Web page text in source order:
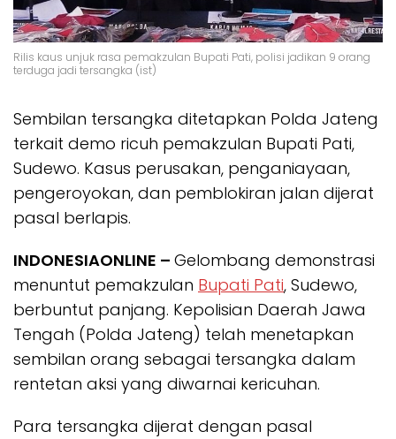
Rilis kaus unjuk rasa pemakzulan Bupati Pati, polisi jadikan 9 orang
terduga jadi tersangka (ist)
Sembilan tersangka ditetapkan Polda Jateng
terkait demo ricuh pemakzulan Bupati Pati,
Sudewo. Kasus perusakan, penganiayaan,
pengeroyokan, dan pemblokiran jalan dijerat
pasal berlapis.
INDONESIAONLINE – Gelombang demonstrasi
menuntut pemakzulan Bupati Pati, Sudewo,
berbuntut panjang. Kepolisian Daerah Jawa
Tengah (Polda Jateng) telah menetapkan
sembilan orang sebagai tersangka dalam
rentetan aksi yang diwarnai kericuhan.
Para tersangka dijerat dengan pasal